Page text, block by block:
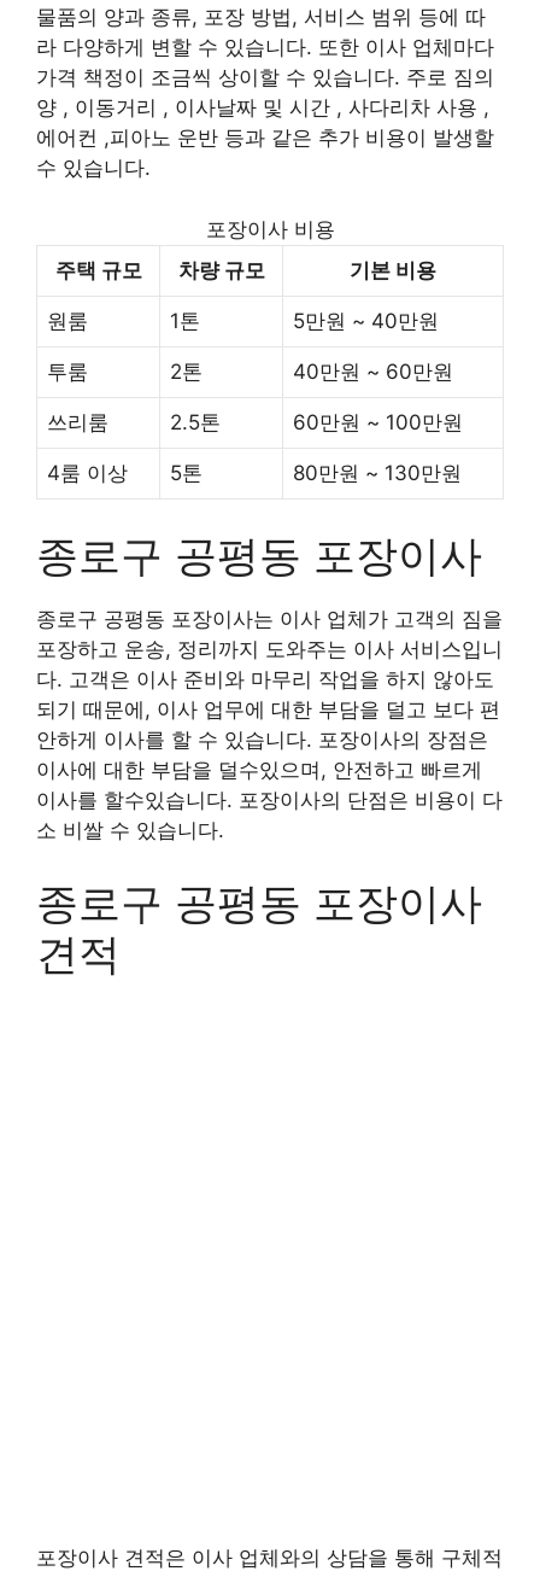
물품의 양과 종류, 포장 방법, 서비스 범위 등에 따
라 다양하게 변할 수 있습니다. 또한 이사 업체마다
가격 책정이 조금씩 상이할 수 있습니다. 주로 짐의
양 , 이동거리 , 이사날짜 및 시간 , 사다리차 사용 ,
에어컨 ,피아노 운반 등과 같은 추가 비용이 발생할
수 있습니다.
포장이사 비용
주택 규모
차량 규모 기본 비용
원룸 1톤 5만원 ~ 40만원
투룸 2톤 40만원 ~ 60만원
쓰리룸 2.5톤 60만원 ~ 100만원
4룸 이상 5톤 80만원 ~ 130만원
종로구 공평동 포장이사
종로구 공평동 포장이사는 이사 업체가 고객의 짐을
포장하고 운송, 정리까지 도와주는 이사 서비스입니
다. 고객은 이사 준비와 마무리 작업을 하지 않아도
되기 때문에, 이사 업무에 대한 부담을 덜고 보다 편
안하게 이사를 할 수 있습니다. 포장이사의 장점은
이사에 대한 부담을 덜수있으며, 안전하고 빠르게
이사를 할수있습니다. 포장이사의 단점은 비용이 다
소 비쌀 수 있습니다.
종로구 공평동 포장이사
견적
포장이사 견적은 이사 업체와의 상담을 통해 구체적